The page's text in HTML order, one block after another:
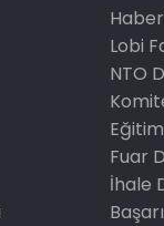
Lobi
NTO
Fuar
İhale